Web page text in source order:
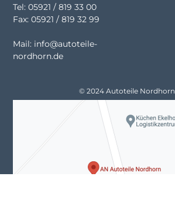
Tel: 05921 / 819 33 00
Fax: 05921 / 819 32 99
Mail: info@autoteile-
nordhorn.de
© 2024 Autoteile Nordhorn